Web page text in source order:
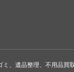
、遺品整理、不用品